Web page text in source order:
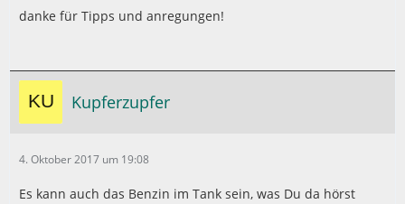
danke für Tipps und anregungen!
Kupferzupfer
4. Oktober 2017 um 19:08
Es kann auch das Benzin im Tank sein, was Du da hörst